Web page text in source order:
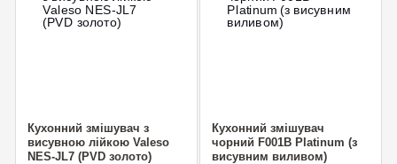
Кухонний змішувач з
висувною лійкою Valeso
NES-JL7 (PVD золото)
Кухонний змішувач
чорний F001B Platinum (з
висувним виливом)